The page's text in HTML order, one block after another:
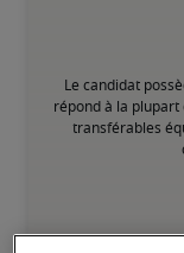
Le candidat
répond à la plupart
transférables